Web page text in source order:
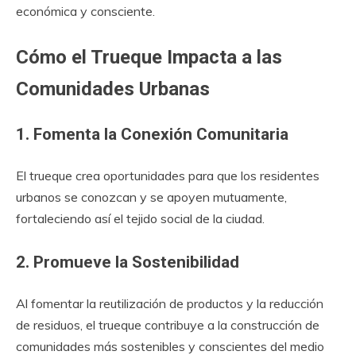
económica y consciente.
Cómo el Trueque Impacta a las
Comunidades Urbanas
1. Fomenta la Conexión Comunitaria
El trueque crea oportunidades para que los residentes
urbanos se conozcan y se apoyen mutuamente,
fortaleciendo así el tejido social de la ciudad.
2. Promueve la Sostenibilidad
Al fomentar la reutilización de productos y la reducción
de residuos, el trueque contribuye a la construcción de
comunidades más sostenibles y conscientes del medio